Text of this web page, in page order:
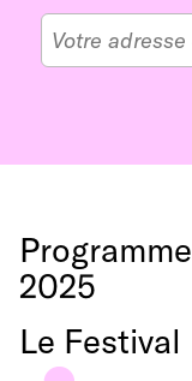
Programme
2025
Le Festival